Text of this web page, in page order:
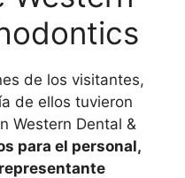
de los visitantes,
de ellos tuvieron
Western Dental &
para el personal,